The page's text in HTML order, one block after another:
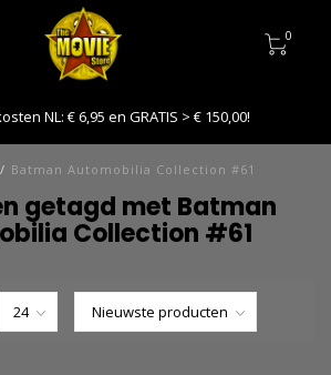
0
NL: € 6,95 en GRATIS > € 150,00!
/ Batman Automobilia Collection #61
getagd met Batman
Collection #61